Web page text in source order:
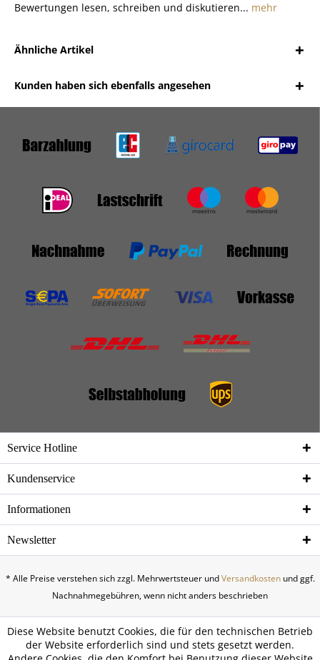
Bewertungen lesen, schreiben und diskutieren... mehr
Ähnliche Artikel
Kunden haben sich ebenfalls angesehen
Service Hotline
Kundenservice
Informationen
Newsletter
* Alle Preise verstehen sich zzgl. Mehrwertsteuer undVersandkostenund ggf.
Nachnahmegebühren, wenn nicht anders beschrieben
Diese Website benutzt Cookies, die für den technischen Betrieb
der Website erforderlich sind und stets gesetzt werden.